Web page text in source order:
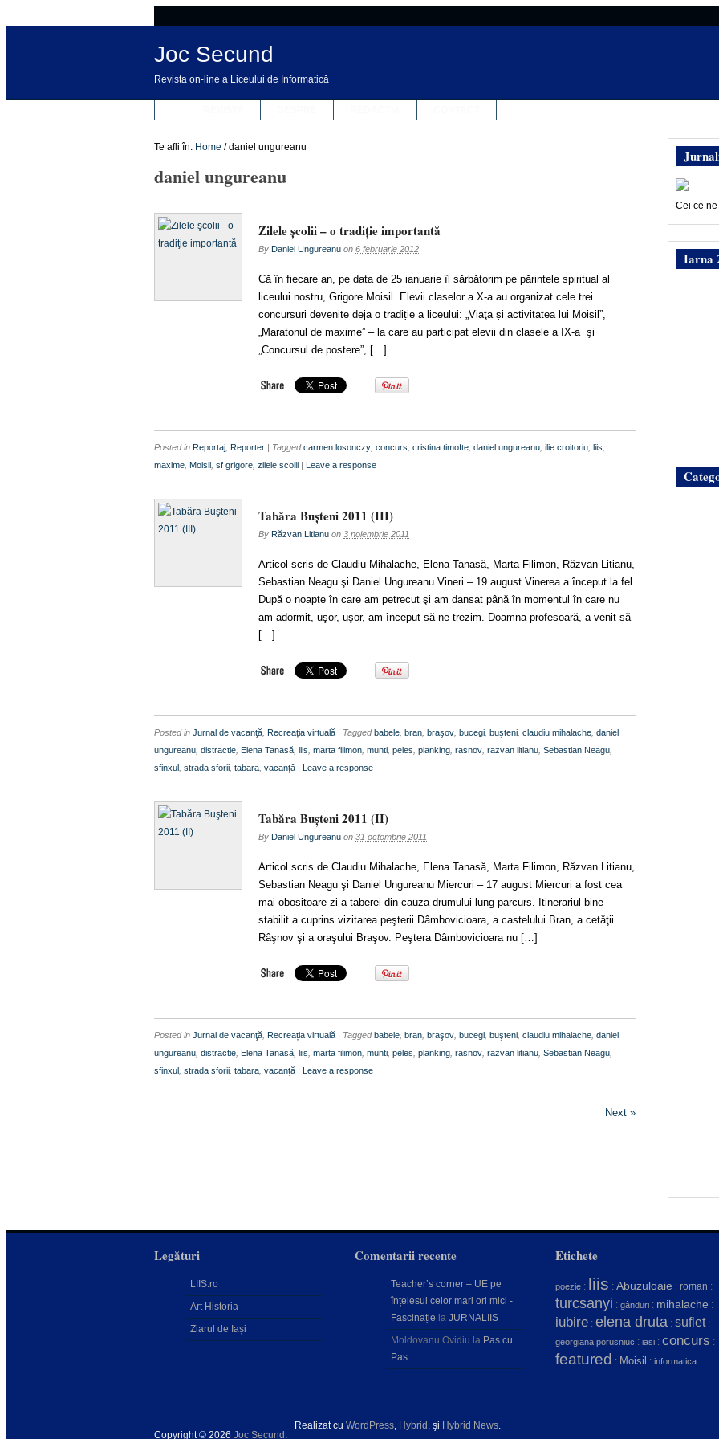
Joc Secund
Revista on-line a Liceului de Informatică
Te afli în: Home / daniel ungureanu
daniel ungureanu
Zilele şcolii – o tradiţie importantă
By Daniel Ungureanu on 6 februarie 2012
Că în fiecare an, pe data de 25 ianuarie îl sărbătorim pe părintele spiritual al
liceului nostru, Grigore Moisil. Elevii claselor a X-a au organizat cele trei
concursuri devenite deja o tradiție a liceului: „Viaţa și activitatea lui Moisil”,
„Maratonul de maxime” – la care au participat elevii din clasele a IX-a şi
„Concursul de postere”, […]
Posted in Reportaj Reporter | Taggedcarmen losonczy concurs cristina timofte daniel ungureanu ilie croitoriu liis
maxime Moisil sf grigore zilele scolii | Leave a response
Tabăra Buşteni 2011 (III)
By Răzvan Litianu on 3 noiembrie 2011
Articol scris de Claudiu Mihalache, Elena Tanasă, Marta Filimon, Răzvan Litianu,
Sebastian Neagu şi Daniel Ungureanu Vineri – 19 august Vinerea a început la fel.
După o noapte în care am petrecut şi am dansat până în momentul în care nu
am adormit, uşor, uşor, am început să ne trezim. Doamna profesoară, a venit să
[…]
Posted in Jurnal de vacanţă Recreația virtuală | Taggedbabele bran braşov bucegi buşteni claudiu mihalache daniel
ungureanu distractie Elena Tanasă liis marta filimon munti peles planking rasnov razvan litianu Sebastian Neagu
sfinxul strada sforii tabara vacanţă | Leave a response
Tabăra Buşteni 2011 (II)
By Daniel Ungureanu on 31 octombrie 2011
Articol scris de Claudiu Mihalache, Elena Tanasă, Marta Filimon, Răzvan Litianu,
Sebastian Neagu şi Daniel Ungureanu Miercuri – 17 august Miercuri a fost cea
mai obositoare zi a taberei din cauza drumului lung parcurs. Itinerariul bine
stabilit a cuprins vizitarea peşterii Dâmbovicioara, a castelului Bran, a cetăţii
Râşnov şi a oraşului Braşov. Peştera Dâmbovicioara nu […]
Posted in Jurnal de vacanţă Recreația virtuală | Taggedbabele bran braşov bucegi buşteni claudiu mihalache daniel
ungureanu distractie Elena Tanasă liis marta filimon munti peles planking rasnov razvan litianu Sebastian Neagu
sfinxul strada sforii tabara vacanţă | Leave a response
Next »
Cei ce
Iarna
Legături
LIIS.ro
Art Historia
Ziarul de Iași
Comentarii recente
Teacher’s corner – UE pe
înțelesul celor mari ori mici -
Fascinație la JURNALIIS
Moldovanu Ovidiu la Pas cu
Pas
Etichete
poezie : liis : Abuzuloaie : roman :
turcsanyi : gânduri : mihalache :
iubire : elena druta : suflet:
georgiana porusniuc : iasi : concurs :
featured : Moisil : informatica
Copyright © 2026 Joc Secund .
Realizat cu WordPress, Hybrid , şi Hybrid News.